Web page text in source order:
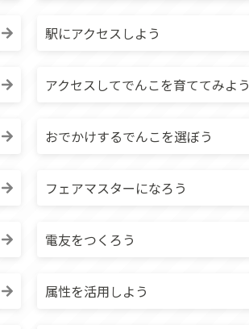
駅にアクセスしよう
アクセスしてでんこを育ててみよう
おでかけするでんこを選ぼう
フェアマスターになろう
電友をつくろう
属性を活用しよう